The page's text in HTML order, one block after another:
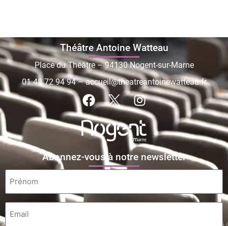
Théâtre Antoine Watteau
Place du Théâtre – 94130 Nogent-sur-Marne
01 48 72 94 94–accueil@theatreantoinewatteau.fr
Abonnez-vous à notre newsletter
Prénom
Email